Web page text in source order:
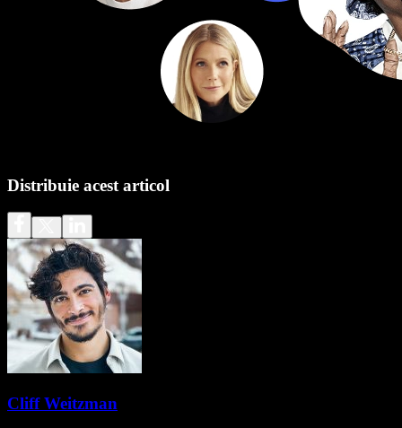
Distribuie acest articol
Cliff Weitzman